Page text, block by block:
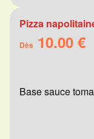
Pizza
Dès 10.00 €
Base sauce